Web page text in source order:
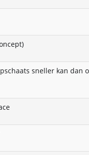
sneller kan dan